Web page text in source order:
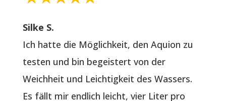
Silke S.
Ich hatte die Möglichkeit, den Aquion zu
testen und bin begeistert von der
Weichheit und Leichtigkeit des Wassers.
Es fällt mir endlich leicht, vier Liter pro